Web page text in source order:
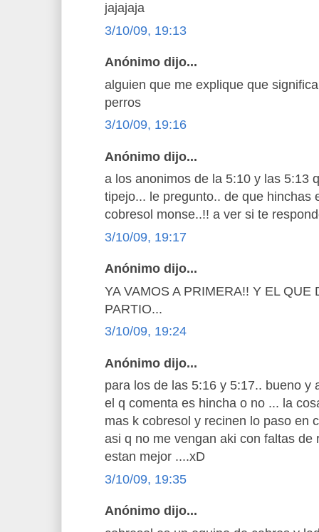
jajajaja
3/10/09, 19:13
Anónimo dijo...
alguien que me explique que
perros
3/10/09, 19:16
Anónimo dijo...
a los anonimos de la 5:10 y las 5:13
tipejo... le pregunto.. de que hinchas
cobresol monse..!! a ver si te
3/10/09, 19:17
Anónimo dijo...
YA VAMOS A PRIMERA!! Y EL QUE
PARTIO...
3/10/09, 19:24
Anónimo dijo...
para los de las 5:16 y 5:17.. bueno y
el q comenta es hincha o no ... la
mas k cobresol y recinen lo paso en
asi q no me vengan aki con faltas de
estan mejor ....xD
3/10/09, 19:35
Anónimo dijo...